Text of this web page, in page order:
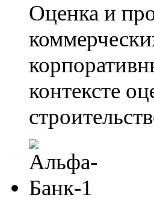
Оценка и
контексте